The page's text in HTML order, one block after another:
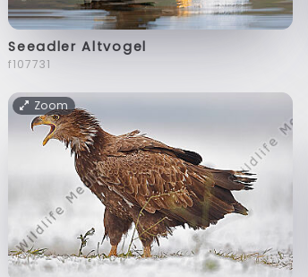
Seeadler Altvogel
f107731
Zoom